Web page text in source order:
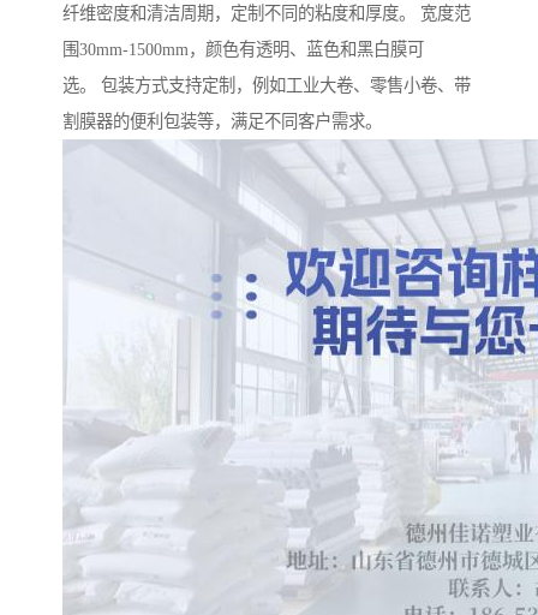
纤维密度和清洁周期，定制不同的粘度和厚度。 宽度范
围30mm-1500mm，颜色有透明、蓝色和黑白膜可
选。 包装方式支持定制，例如工业大卷、零售小卷、带
割膜器的便利包装等，满足不同客户需求。